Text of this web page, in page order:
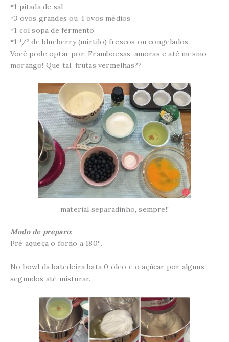
*1 pitada de sal
*3 ovos grandes ou 4 ovos médios
*1 col sopa de fermento
*1 ¹/² de blueberry (mirtilo) frescos ou congelados
Você pode optar por: Framboesas, amoras e até mesmo
morango! Que tal, frutas vermelhas??
material separadinho, sempre!!
Modo de preparo:
Pré aqueça o forno a 180º.
No bowl da batedeira bata 0 óleo e o açúcar por alguns
segundos até misturar.